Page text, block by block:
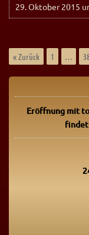
29. Oktober 2015
« Zurück 1 …
Eröffnung mit
findet